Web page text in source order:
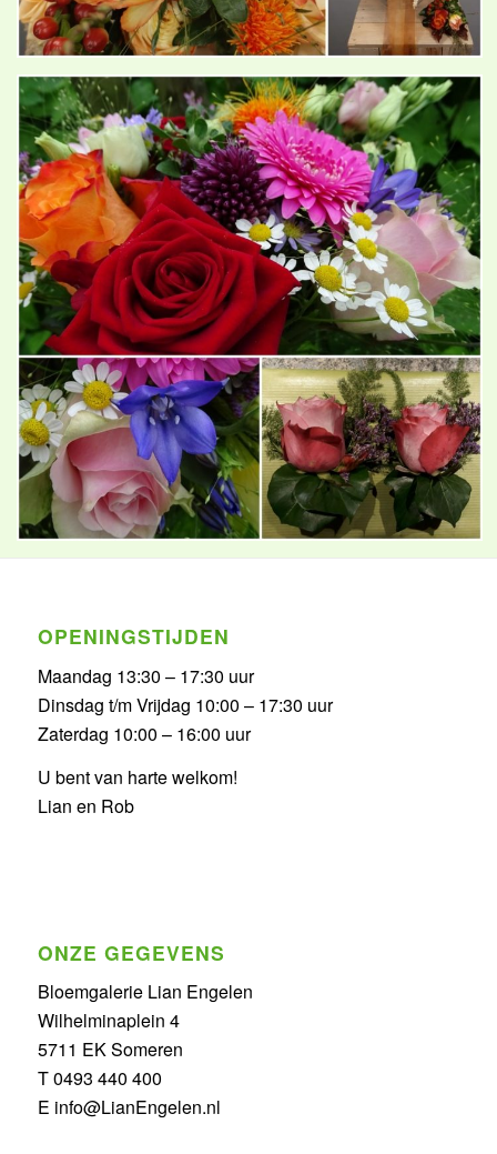
OPENINGSTIJDEN
Maandag 13:30 – 17:30 uur
Dinsdag t/m Vrijdag 10:00 – 17:30 uur
Zaterdag 10:00 – 16:00 uur
U bent van harte welkom!
Lian en Rob
ONZE GEGEVENS
Bloemgalerie Lian Engelen
Wilhelminaplein 4
5711 EK Someren
T 0493 440 400
E info@LianEngelen.nl